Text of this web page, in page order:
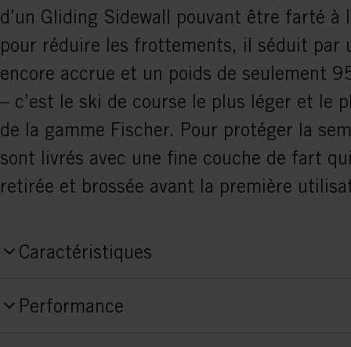
d’un Gliding Sidewall pouvant être farté à
pour réduire les frottements, il séduit par
encore accrue et un poids de seulement
– c’est le ski de course le plus léger et le
de la gamme Fischer. Pour protéger la
sont livrés avec une fine couche de fart
retirée et brossée avant la première
Caractéristiques
N05525
Performance